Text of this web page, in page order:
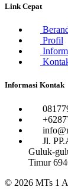
Link Cepat
Profil
Informasi Kontak
Jl.
Guluk-
Timur
© 2026 MTs 1